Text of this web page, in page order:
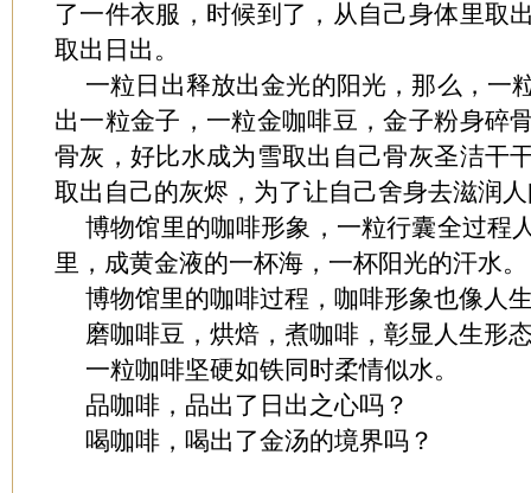
了一件衣服，时候到了，从自己身体里取
取出日出。
一粒日出释放出金光的阳光，那么，一
出一粒金子，一粒金咖啡豆，金子粉身碎
骨灰，好比水成为雪取出自己骨灰圣洁干
取出自己的灰烬，为了让自己舍身去滋润
博物馆里的咖啡形象，一粒行囊全过程
里，成黄金液的一杯海，一杯阳光的汗水。
博物馆里的咖啡过程，咖啡形象也像人
磨咖啡豆，烘焙，煮咖啡，彰显人生形
一粒咖啡坚硬如铁同时柔情似水。
品咖啡，品出了日出之心吗？
喝咖啡，喝出了金汤的境界吗？